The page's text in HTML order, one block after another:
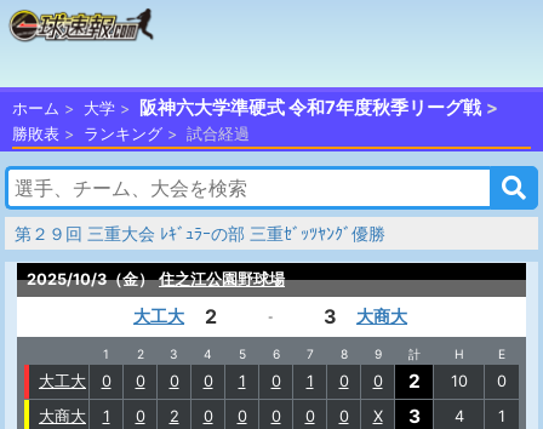
ホーム 大学 阪神六大学準硬式 令和7年度秋季リーグ戦
勝敗表 ランキング 試合経過
第２９回 三重大会 ﾚｷﾞｭﾗｰの部 三重ｾﾞｯﾂﾔﾝｸﾞ優勝
2025/10/3（金） 住之江公園野球場
大工大 2 - 3 大商大
1 2 3 4 5 6 7 8 9 計 H E
大工大 0 0 0 0 1 0 1 0 0 2 10
0
大商大
1 0 2 0 0 0 0 0 X 3 4
1